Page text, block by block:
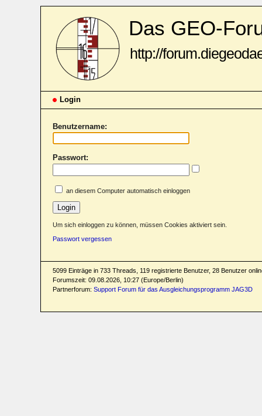
Das GEO-
http://
Login
Benutzername:
Passwort:
an diesem Computer automatisch einloggen
Um sich einloggen zu können, müssen Cookies aktiviert sein.
Passwort vergessen
5099 Einträge in 733 Threads, 119 registrierte Benutzer, 28 Benutzer
Forumszeit: 09.08.2026, 10:27 (Europe/Berlin)
Partnerforum: Support Forum für das Ausgleichungsprogramm JAG3D